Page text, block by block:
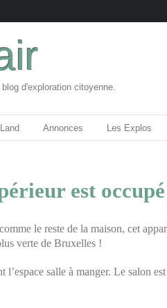
d'exploration citoyenne.
Annonces Les Explos
est
le reste de la maison, cet
verte de Bruxelles !
l’espace salle à manger. Le salon